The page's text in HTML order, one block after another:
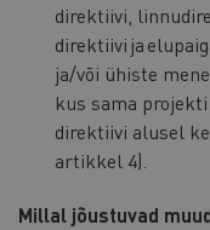
direktiivi,
direktiivi ja
ja/või ühiste
kus sama
direktiivi alusel
artikkel 4).
Millal jõustuvad